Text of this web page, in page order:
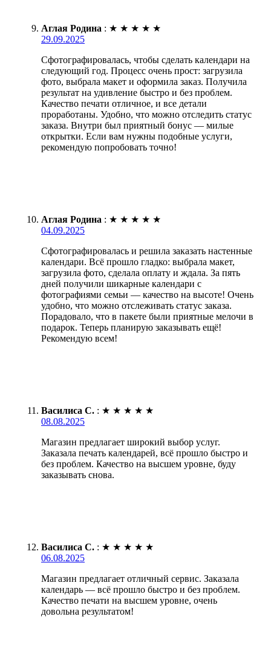
Аглая Родина : ★ ★ ★ ★ ★
29.09.2025
Сфотографировалась, чтобы сделать календари на
следующий год. Процесс очень прост: загрузила
фото, выбрала макет и оформила заказ. Получила
результат на удивление быстро и без проблем.
Качество печати отличное, и все детали
проработаны. Удобно, что можно отследить статус
заказа. Внутри был приятный бонус — милые
открытки. Если вам нужны подобные услуги,
рекомендую попробовать точно!
Аглая Родина : ★ ★ ★ ★ ★
04.09.2025
Сфотографировалась и решила заказать настенные
календари. Всё прошло гладко: выбрала макет,
загрузила фото, сделала оплату и ждала. За пять
дней получили шикарные календари с
фотографиями семьи — качество на высоте! Очень
удобно, что можно отслеживать статус заказа.
Порадовало, что в пакете были приятные мелочи в
подарок. Теперь планирую заказывать ещё!
Рекомендую всем!
Василиса С. : ★ ★ ★ ★ ★
08.08.2025
Магазин предлагает широкий выбор услуг.
Заказала печать календарей, всё прошло быстро и
без проблем. Качество на высшем уровне, буду
заказывать снова.
Василиса С. : ★ ★ ★ ★ ★
06.08.2025
Магазин предлагает отличный сервис. Заказала
календарь — всё прошло быстро и без проблем.
Качество печати на высшем уровне, очень
довольна результатом!